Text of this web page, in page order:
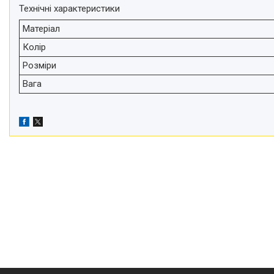
телефонів і смартфонів
Товари для дому
Відеоогляди наших клієнтів
Знижки
Сертифікати
Технічні характеристики
Матеріал
Колір
Розміри
Вага